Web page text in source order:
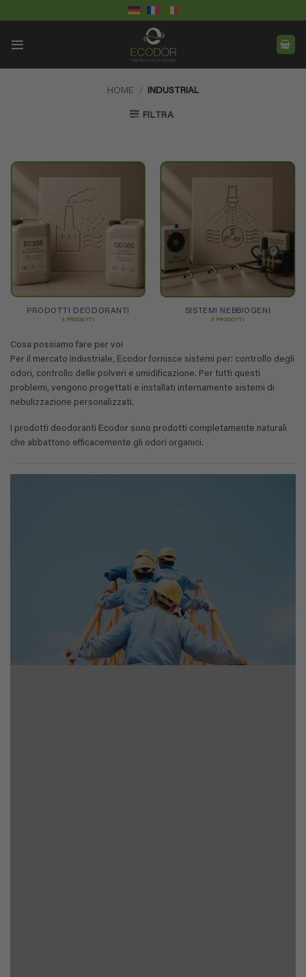
ai
HOME / INDUSTRIAL
FILTRA
PRODOTTI DEODORANTI
3 PRODOTTI
SISTEMI NEBBIOGENI
5 PRODOTTI
Cosa possiamo fare per voi
Per il mercato industriale, Ecodor fornisce sistemi per: controllo degli
odori, controllo delle polveri e umidificazione. Per tutti questi
problemi, vengono progettati e installati internamente sistemi di
nebulizzazione personalizzati.
I prodotti deodoranti Ecodor sono prodotti completamente naturali
che abbattono efficacemente gli odori organici.